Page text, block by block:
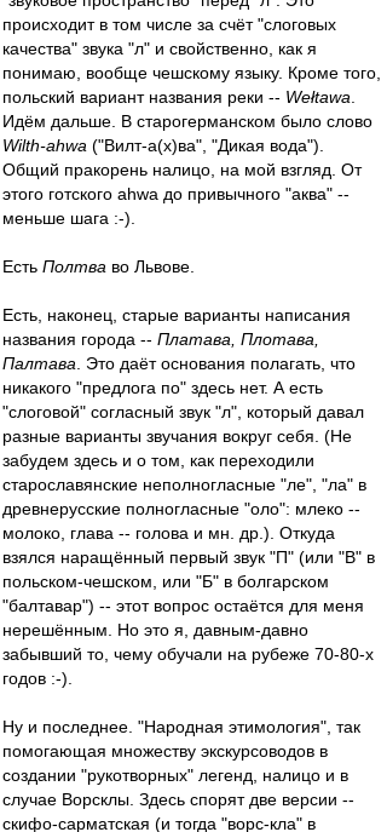
происходит в том числе за счёт "слоговых
качества" звука "л" и свойственно, как я
понимаю, вообще чешскому языку. Кроме того,
польский вариант названия реки -- Wełtawa
Идём дальше. В старогерманском было слово
Wilth-ahwa ("Вилт-а(х)ва", "Дикая вода").
Общий пракорень налицо, на мой взгляд. От
этого готского ahwa до привычного "аква" --
меньше шага :-).
Есть Полтва во Львове.
Есть, наконец, старые варианты написания
названия города -- Платава, Плотава,
Палтава . Это даёт основания полагать, что
никакого "предлога по" здесь нет. А есть
"слоговой" согласный звук "л", который давал
разные варианты звучания вокруг себя. (Не
забудем здесь и о том, как переходили
старославянские неполногласные "ле", "ла" в
древнерусские полногласные "оло": млеко --
молоко, глава -- голова и мн. др.). Откуда
взялся наращённый первый звук "П" (или "В" в
польском-чешском, или "Б" в болгарском
"балтавар") -- этот вопрос остаётся для меня
нерешённым. Но это я, давным-давно
забывший то, чему обучали на рубеже 70-80-х
годов :-).
Ну и последнее. "Народная этимология", так
помогающая множеству экскурсоводов в
создании "рукотворных" легенд, налицо и в
случае Ворсклы. Здесь спорят две версии --
скифо-сарматская (и тогда "ворс-кла" в